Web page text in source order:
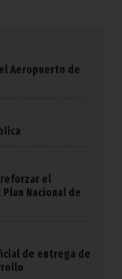
Aeropuerto de
reforzar el
Nacional de
de entrega de